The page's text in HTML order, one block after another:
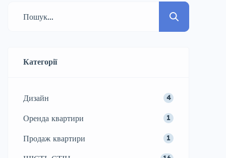
Категорії
Дизайн 4
Оренда квартири 1
Продаж квартири 1